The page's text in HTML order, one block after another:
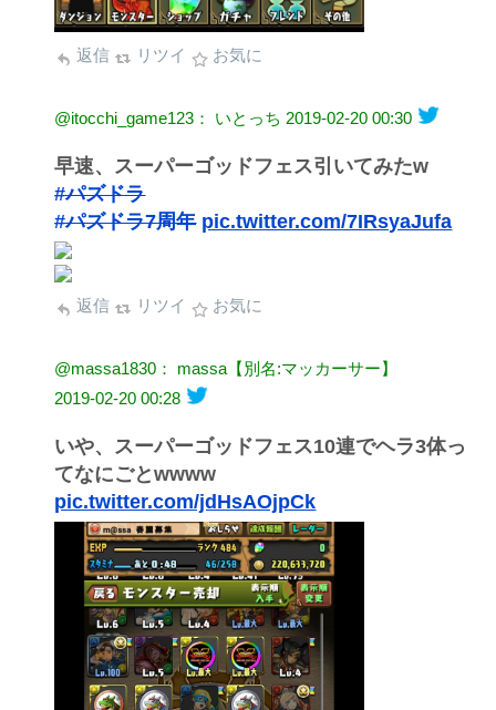
返信 リツイ お気に
@itocchi_game123： いとっち 2019-02-20 00:30
早速、スーパーゴッドフェス引いてみたw
#パズドラ
#パズドラ7周年 pic.twitter.com/7IRsyaJufa
返信 リツイ お気に
@massa1830： massa【別名:マッカーサー】
2019-02-20 00:28
いや、スーパーゴッドフェス10連でヘラ3体っ
てなにごとwwww
pic.twitter.com/jdHsAOjpCk